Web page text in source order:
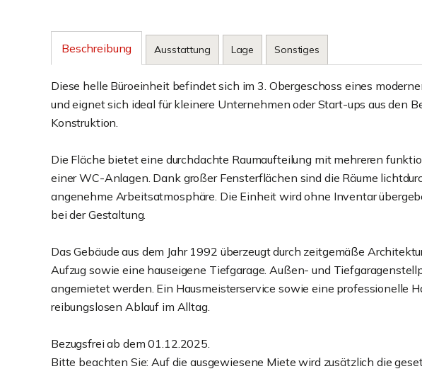
Beschreibung Ausstattung Lage Sonstiges
Diese helle Büroeinheit befindet sich im 3. Obergeschoss eines
und eignet sich ideal für kleinere Unternehmen oder Start-ups aus den
Konstruktion.
Die Fläche bietet eine durchdachte Raumaufteilung mit mehreren
einer WC-Anlagen. Dank großer Fensterflächen sind die Räume
angenehme Arbeitsatmosphäre. Die Einheit wird ohne Inventar
bei der Gestaltung.
Das Gebäude aus dem Jahr 1992 überzeugt durch zeitgemäße
Aufzug sowie eine hauseigene Tiefgarage. Außen- und
angemietet werden. Ein Hausmeisterservice sowie eine professionelle
reibungslosen Ablauf im Alltag.
Bezugsfrei ab dem 01.12.2025.
Bitte beachten Sie: Auf die ausgewiesene Miete wird zusätzlich die